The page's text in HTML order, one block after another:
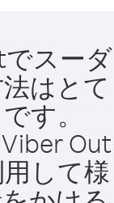
スー
はと
です。
して